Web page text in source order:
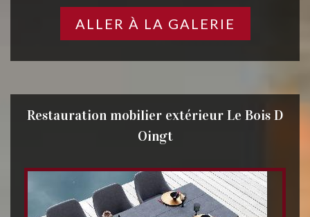
ALLER À LA GALERIE
Restauration mobilier extérieur Le Bois D
Oingt